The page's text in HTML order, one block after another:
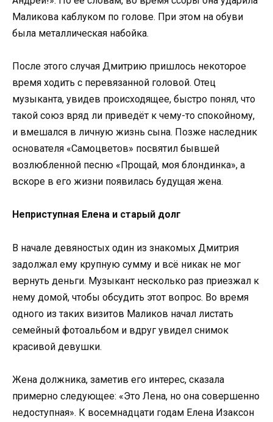
Маликова каблуком по голове. При этом на обуви
была металлическая набойка.
После этого случая Дмитрию пришлось некоторое
время ходить с перевязанной головой. Отец
музыканта, увидев происходящее, быстро понял, что
такой союз вряд ли приведёт к чему-то спокойному,
и вмешался в личную жизнь сына. Позже наследник
основателя «Самоцветов» посвятил бывшей
возлюбленной песню «Прощай, моя блондинка», а
вскоре в его жизни появилась будущая жена.
Неприступная Елена и старый долг
В начале девяностых один из знакомых Дмитрия
задолжал ему крупную сумму и всё никак не мог
вернуть деньги. Музыкант несколько раз приезжал к
нему домой, чтобы обсудить этот вопрос. Во время
одного из таких визитов Маликов начал листать
семейный фотоальбом и вдруг увидел снимок
красивой девушки.
Жена должника, заметив его интерес, сказала
примерно следующее: «Это Лена, но она совершенно
недоступная». К восемнадцати годам Елена Изаксон